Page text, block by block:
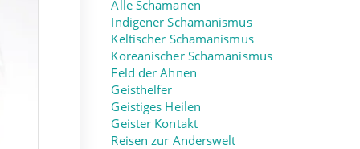
Alle Schamanen
Indigener Schamanismus
Keltischer Schamanismus
Koreanischer Schamanismus
Feld der Ahnen
Geisthelfer
Geistiges Heilen
Geister Kontakt
Reisen zur Anderswelt